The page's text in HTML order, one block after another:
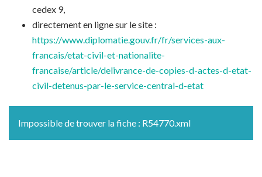
cedex 9,
directement en ligne sur le site :
https://www.diplomatie.gouv.fr/fr/services-aux-
francais/etat-civil-et-nationalite-
francaise/article/delivrance-de-copies-d-actes-d-etat-
civil-detenus-par-le-service-central-d-etat
Impossible de trouver la fiche : R54770.xml